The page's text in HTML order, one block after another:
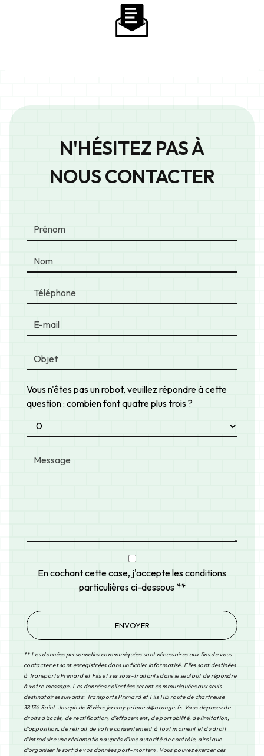
N'HÉSITEZ PAS À
NOUS CONTACTER
Vous n'êtes pas un robot, veuillez répondre à cette
question : combien font quatre plus trois ?
En cochant cette case, j'accepte les conditions
particulières ci-dessous **
ENVOYER
** Les données personnelles communiquées sont nécessaires aux fins de vous
contacter et sont enregistrées dans un fichier informatisé. Elles sont destinées
à Transports Primard et Fils et ses sous-traitants dans le seul but de répondre
à votre message. Les données collectées seront communiquées aux seuls
destinataires suivants: Transports Primard et Fils 1115 route de chartreuse
38134 Saint-Joseph de Rivière jeremy.primard@orange.fr. Vous disposez de
droits d’accès, de rectification, d’effacement, de portabilité, de limitation,
d’opposition, de retrait de votre consentement à tout moment et du droit
d’introduire une réclamation auprès d’une autorité de contrôle, ainsi que
d’organiser le sort de vos données post-mortem. Vous pouvez exercer ces